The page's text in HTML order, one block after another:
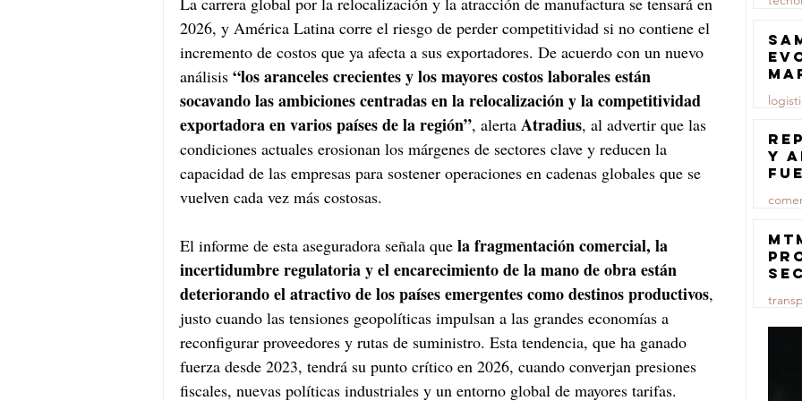
2026, y América Latina corre el riesgo de perder competitividad si no contiene el
incremento de costos que ya afecta a sus exportadores. De acuerdo con un nuevo
análisis “los aranceles crecientes y los mayores costos laborales están
socavando las ambiciones centradas en la relocalización y la competitividad
exportadora en varios países de la región”, alerta Atradius, al advertir que las
condiciones actuales erosionan los márgenes de sectores clave y reducen la
capacidad de las empresas para sostener operaciones en cadenas globales que se
vuelven cada vez más costosas.
El informe de esta aseguradora señala que la fragmentación comercial, la
incertidumbre regulatoria y el encarecimiento de la mano de obra están
deteriorando el atractivo de los países emergentes como destinos productivos,
justo cuando las tensiones geopolíticas impulsan a las grandes economías a
reconfigurar proveedores y rutas de suministro. Esta tendencia, que ha ganado
fuerza desde 2023, tendrá su punto crítico en 2026, cuando converjan presiones
fiscales, nuevas políticas industriales y un entorno global de mayores tarifas.
23 jul
23 jul
y
23 jul